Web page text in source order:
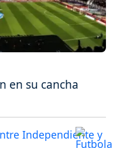
en su cancha